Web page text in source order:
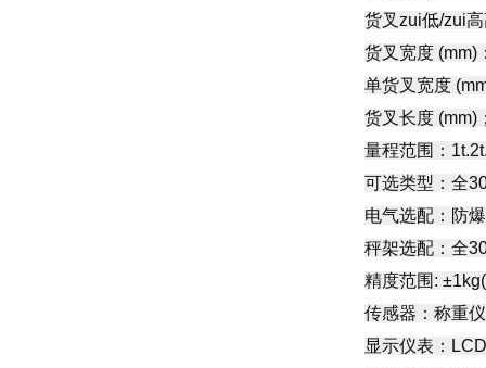
货叉zui低/zui
货叉宽度
单货叉宽度
货叉长度
量程范围：
可选类型：全
电气选配：防
秤架选配：全
精度范围:
传感器：称重
显示仪表：